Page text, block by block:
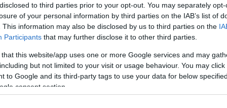
to third parties prior to your opt-out. You may separately
of your personal information by third parties on the IAB’s list of
This information may also be disclosed by us to third parties on the
Participants that may further disclose it to other third parties.
that this website/app uses one or more Google services and may
but not limited to your visit or usage behaviour. You may
to Google and its third-party tags to use your data for below
consent section.
και σαραντάρηδες
που καταλαμβάνουν θέσεις υπουργών και
ανήκουν στην κατηγορία των
ή των τριαντάρηδων.